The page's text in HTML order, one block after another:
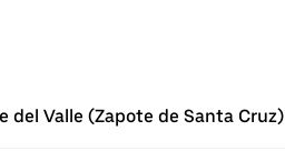
Valle (Zapote de Santa